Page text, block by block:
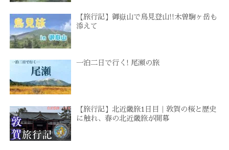
【旅行記】御嶽山で鳥見登山!!木曽駒ヶ岳も
添えて
一泊二日で行く! 尾瀬の旅
【旅行記】北近畿旅1日目｜敦賀の桜と歴史
に触れ、春の北近畿旅が開幕